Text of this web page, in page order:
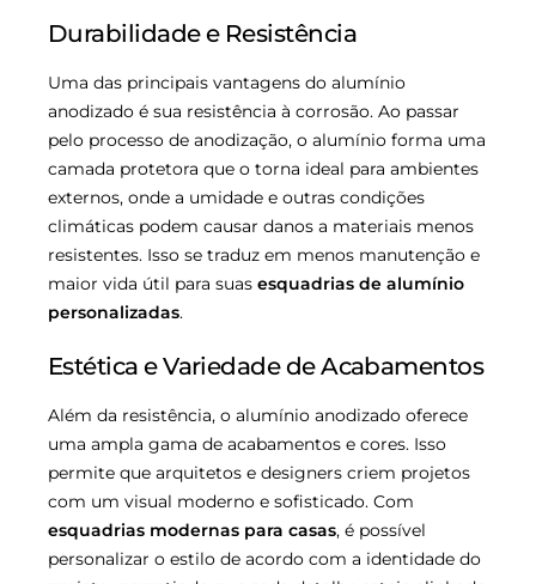
Durabilidade e Resistência
Uma das principais vantagens do alumínio
anodizado é sua resistência à corrosão. Ao passar
pelo processo de anodização, o alumínio forma uma
camada protetora que o torna ideal para ambientes
externos, onde a umidade e outras condições
climáticas podem causar danos a materiais menos
resistentes. Isso se traduz em menos manutenção e
maior vida útil para suas esquadrias de alumínio
personalizadas.
Estética e Variedade de Acabamentos
Além da resistência, o alumínio anodizado oferece
uma ampla gama de acabamentos e cores. Isso
permite que arquitetos e designers criem projetos
com um visual moderno e sofisticado. Com
esquadrias modernas para casas, é possível
personalizar o estilo de acordo com a identidade do